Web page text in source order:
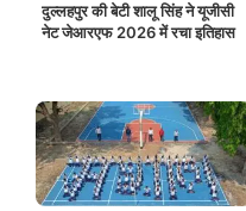
दुल्लहपुर की बेटी शालू सिंह ने यूजीसी
नेट जेआरएफ 2026 में रचा इतिहास